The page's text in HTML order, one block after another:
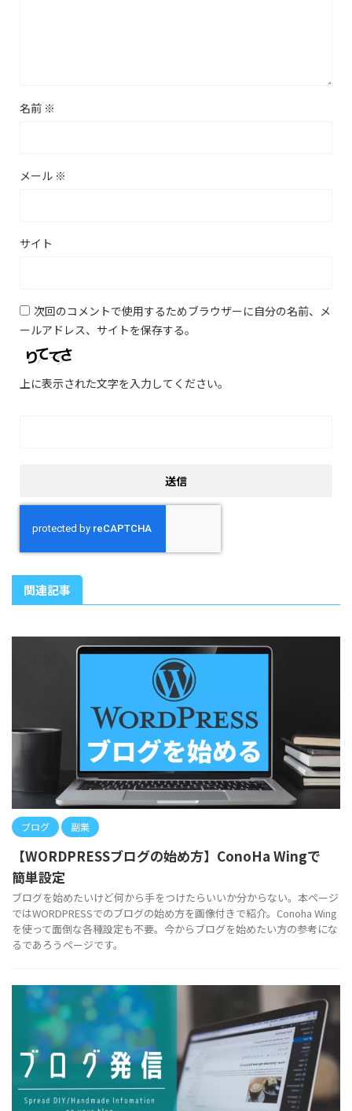
名前 ※
メール ※
サイト
次回のコメントで使用するためブラウザーに自分の名前、メ
ールアドレス、サイトを保存する。
上に表示された文字を入力してください。
関連記事
ブログ 副業
【WORDPRESSブログの始め方】ConoHa Wingで
簡単設定
ブログを始めたいけど何から手をつけたらいいか分からない。本ページ
ではWORDPRESSでのブログの始め方を画像付きで紹介。Conoha Wing
を使って面倒な各種設定も不要。今からブログを始めたい方の参考にな
るであろうページです。